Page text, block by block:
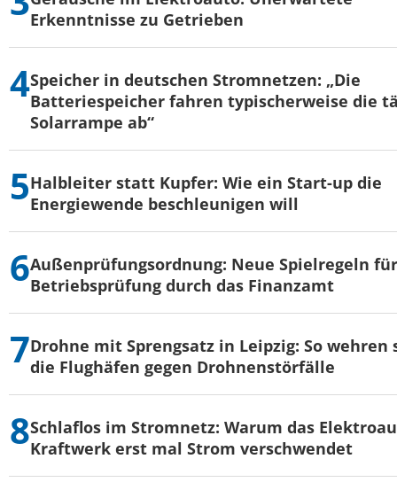
Erkenntnisse zu Getrieben
Speicher in deutschen Stromnetzen: „Die
Batteriespeicher fahren typischerweise die
Solarrampe ab“
Halbleiter statt Kupfer: Wie ein Start-up die
Energiewende beschleunigen will
Außenprüfungsordnung: Neue Spielregeln
Betriebsprüfung durch das Finanzamt
Drohne mit Sprengsatz in Leipzig: So wehren
die Flughäfen gegen Drohnenstörfälle
Schlaflos im Stromnetz: Warum das
Kraftwerk erst mal Strom verschwendet